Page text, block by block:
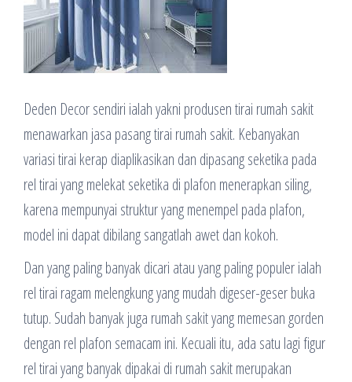
Deden Decor sendiri ialah yakni produsen tirai rumah sakit
menawarkan jasa pasang tirai rumah sakit. Kebanyakan
variasi tirai kerap diaplikasikan dan dipasang seketika pada
rel tirai yang melekat seketika di plafon menerapkan siling,
karena mempunyai struktur yang menempel pada plafon,
model ini dapat dibilang sangatlah awet dan kokoh.
Dan yang paling banyak dicari atau yang paling populer ialah
rel tirai ragam melengkung yang mudah digeser-geser buka
tutup. Sudah banyak juga rumah sakit yang memesan gorden
dengan rel plafon semacam ini. Kecuali itu, ada satu lagi figur
rel tirai yang banyak dipakai di rumah sakit merupakan